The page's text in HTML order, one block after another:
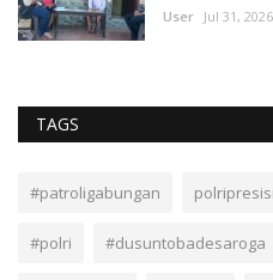
User Jul 31, 2026
TAGS
#patroligabungan polripresisi
#polri #dusuntobadesaroga